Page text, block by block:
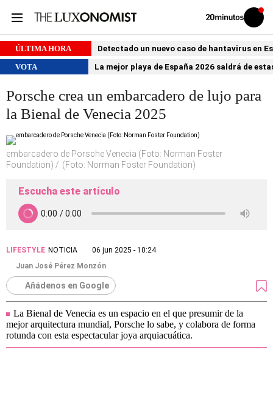
Volver
Iniciar
sesión
ÚLTIMA HORA
Detectado un nuevo caso de hantavirus en
VOTA
La mejor playa de España 2026 saldrá de
Porsche crea un embarcadero de lujo para
la Bienal de Venecia 2025
embarcadero de Porsche Venecia (Foto: Norman Foster
Foundation)
(Foto: Norman Foster Foundation)
Escucha este artículo
LIFESTYLE NOTICIA
06 jun 2025 - 10:24
Juan José Pérez Monzón
Añádenos en Google
La Bienal de Venecia es un espacio en el que presumir de la
mejor arquitectura mundial, Porsche lo sabe, y colabora de forma
rotunda con esta espectacular joya arquiacuática.